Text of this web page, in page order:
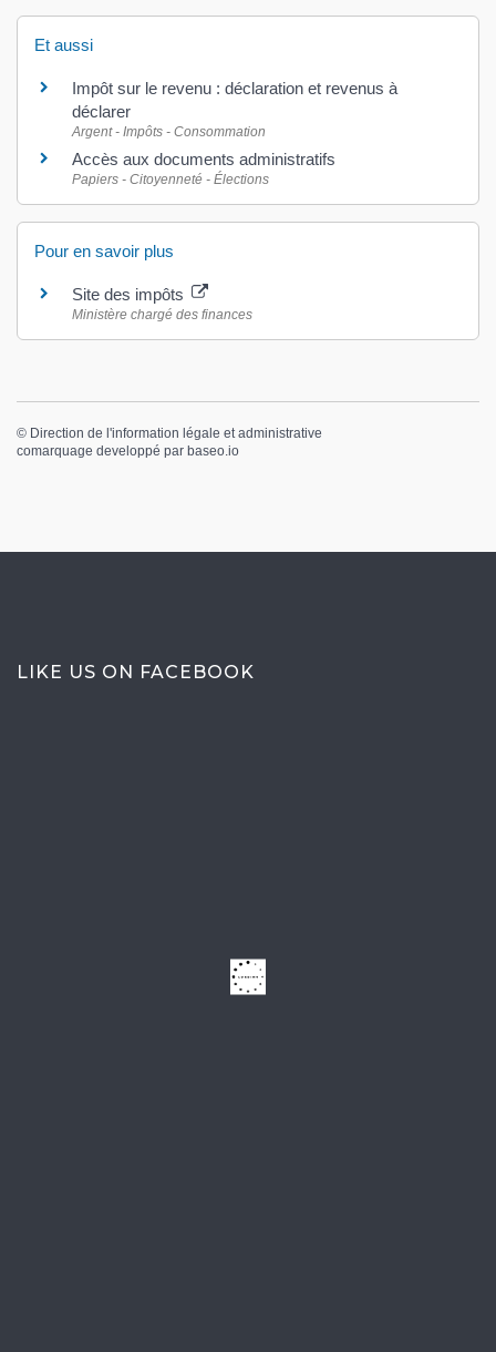
Et aussi
Impôt sur le revenu : déclaration et revenus à
déclarer
Argent - Impôts - Consommation
Accès aux documents administratifs
Papiers - Citoyenneté - Élections
Pour en savoir plus
Site des impôts
Ministère chargé des finances
© Direction de l'information légale et administrative
comarquage developpé par baseo.io
LIKE US ON FACEBOOK